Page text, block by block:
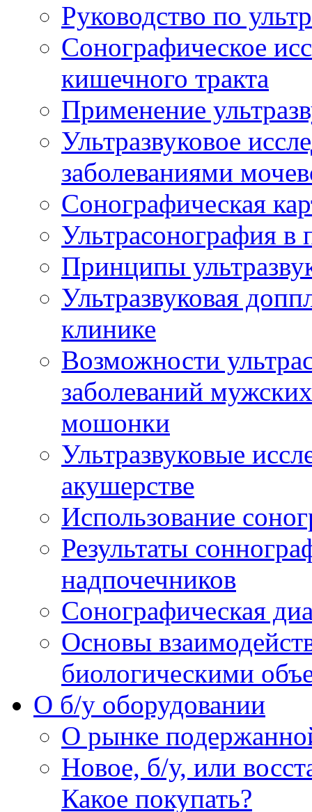
Руководство по
Сонографическое
кишечного тракта
Применение
Ультразвуковое
заболеваниями
Сонографическая
Ультрасонография в
Принципы
Ультразвуковая
клинике
Возможности
заболеваний
мошонки
Ультразвуковые
акушерстве
Использование
Результаты
надпочечников
Сонографическая
Основы
биологическими
O б/у оборудовании
О рынке
Новое, б/у, или
Какое покупать?